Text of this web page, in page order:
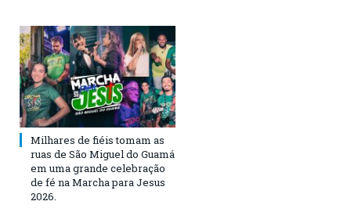
Milhares de fiéis tomam as
ruas de São Miguel do Guamá
em uma grande celebração
de fé na Marcha para Jesus
2026.